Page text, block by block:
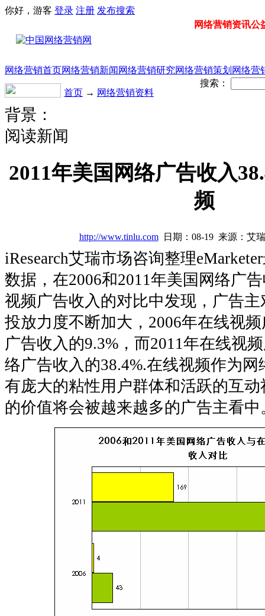
你好，游客 登录 注册 发布搜索
网络营销资讯公
网络营销首页网络营销新闻 网络营销研究网络营销策划 网络营
首页 → 网络营销资料
搜索：
背景：
阅读新闻
2011年美国网络广告收入
频
http://www.tinlu.com日期：08-19 来源：艾
iResearch艾瑞市场咨询整理
数据，在2006和2011年美国网络广
视频广告收入的对比中发现，广告
投放力度不断加大，2006年在线视
广告收入的9.3%，而2011年在线视
络广告收入的38.4%.在线视频作为
有庞大的粘性用户群体和活跃的互
的价值将会被越来越多的广告主看中